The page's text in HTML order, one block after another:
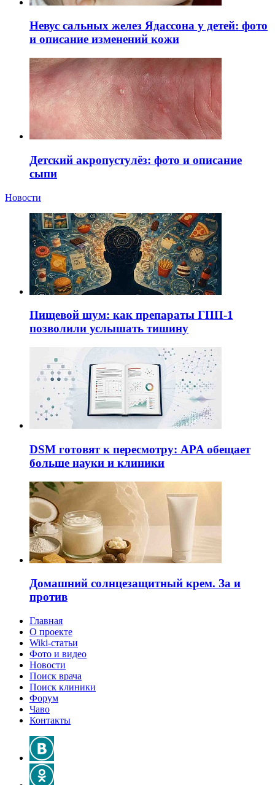
Невус сальных желез Ядассона у детей: фото
и описание изменений кожи
Детский акропустулёз: фото и описание
сыпи
Новости
Пищевой шум: как препараты ГПП-1
позволили услышать тишину
DSM готовят к пересмотру: APA обещает
больше науки и клиники
Домашний солнцезащитный крем. За и
против
Главная
О проекте
Wiki-статьи
Фото и видео
Новости
Поиск врача
Поиск клиники
Форум
Чаво
Контакты